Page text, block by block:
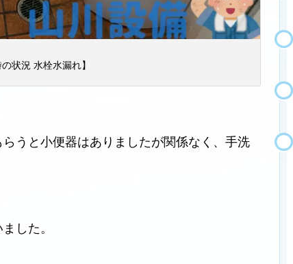
の状況 水栓水漏れ】
うと小便器はありましたが関係なく、手洗
した。